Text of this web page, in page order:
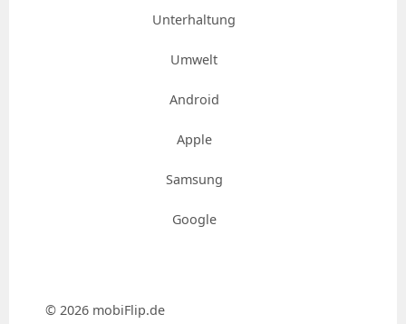
Unterhaltung
Umwelt
Android
Apple
Samsung
Google
© 2026 mobiFlip.de